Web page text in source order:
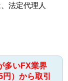
法定代理人
多いFX業界
）から取引